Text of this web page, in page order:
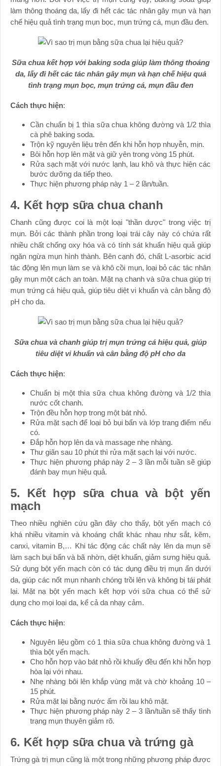
làm thông thoáng da, lấy đi hết các tác nhân gây mụn và hạn
chế hiệu quả tình trạng mụn bọc, mụn trứng cá, mụn đầu đen.
Sữa chua kết hợp với baking soda giúp làm thông thoáng
da, lấy đi hết các tác nhân gây mụn và hạn chế hiệu quả
tình trạng mụn bọc, mụn trứng cá, mụn đầu đen
Cách thực hiện:
Cần chuẩn bị 1 thìa sữa chua không đường và 1/2 thìa
cà phê baking soda.
Trộn kỹ nguyên liệu trên đến khi hỗn hợp nhuyễn, mịn.
Bôi hỗn hợp lên mặt và giữ yên trong vòng 15 phút.
Rửa sạch mặt với nước lạnh, lau khô và thực hiện các
bước dưỡng da tiếp theo.
Thực hiện phương pháp này 1 – 2 lần/tuần.
4. Kết hợp sữa chua chanh
Chanh cũng được coi là một loại "thần dược" trong việc trị
mụn. Bởi các thành phần trong loại trái cây này có chứa rất
nhiều chất chống oxy hóa và có tính sát khuẩn hiệu quả giúp
ngăn ngừa mụn hình thành. Bên cạnh đó, chất L-asorbic acid
tác động lên mụn làm se và khô cồi mụn, loại bỏ các tác nhân
gây mụn một cách an toàn. Mặt nạ chanh và sữa chua giúp trị
mụn trứng cá hiệu quả, giúp tiêu diệt vi khuẩn và cân bằng độ
pH cho da.
Sữa chua và chanh giúp trị mụn trứng cá hiệu quả, giúp
tiêu diệt vi khuẩn và cân bằng độ pH cho da
Cách thực hiện:
Chuẩn bị một thìa sữa chua không đường và 1/2 thìa
nước cốt chanh.
Trộn đều hỗn hợp trong một bát nhỏ.
Rửa mặt sạch để loại bỏ bụi bẩn và lớp trang điểm nếu
có.
Đắp hỗn hợp lên da và massage nhẹ nhàng.
Thư giãn sau 10 phút thì rửa mặt sạch lại với nước.
Thực hiện phương pháp này 2 – 3 lần mỗi tuần sẽ giúp
đánh bay mụn hiệu quả.
5. Kết hợp sữa chua và bột yến
mạch
Theo nhiều nghiên cứu gần đây cho thấy, bột yến mạch có
khá nhiều vitamin và khoáng chất khác nhau như sắt, kẽm,
canxi, vitamin B,… Khi tác động các chất này lên da mụn sẽ
làm sạch bụi bẩn và bã nhờn, diệt khuẩn, giảm sưng hiệu quả.
Sử dụng bột yến mạch còn có tác dụng điều trị mụn ẩn dưới
da, giúp các nốt mụn nhanh chóng trồi lên và không bị tái phát
lại. Mặt nạ bột yến mạch kết hợp với sữa chua có thể sử
dụng cho mọi loại da, kể cả da nhạy cảm.
Cách thực hiện:
Nguyên liệu gồm có 1 thìa sữa chua không đường và 1
thìa bột yến mạch.
Cho hỗn hợp vào bát nhỏ rồi khuấy đều đến khi hỗn hợp
hòa lại với nhau.
Nhẹ nhàng bôi lên khắp vùng mặt và chờ khoảng 10 –
15 phút.
Rửa mặt lại bằng nước ấm rồi lau khô mặt.
Thực hiện phương pháp này 2 – 3 lần/tuần sẽ thấy tình
trạng mụn thuyên giảm rõ.
6. Kết hợp sữa chua và trứng gà
Trứng gà trị mụn cũng là một trong những phương pháp được